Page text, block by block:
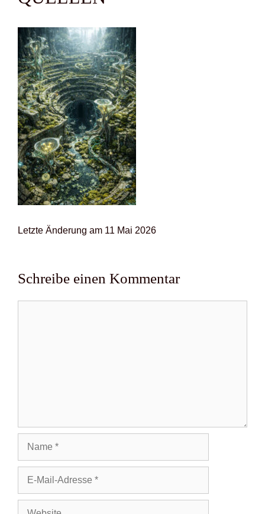
Letz­te Ände­rung am 11 Mai 2026
Schreibe einen Kommentar
Adresse